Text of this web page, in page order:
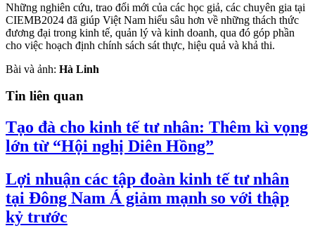
Những nghiên cứu, trao đổi mới của các học giả, các chuyên gia tại
CIEMB2024 đã giúp Việt Nam hiểu sâu hơn về những thách thức
đương đại trong kinh tế, quản lý và kinh doanh, qua đó góp phần
cho việc hoạch định chính sách sát thực, hiệu quả và khả thi.
Bài và ảnh: Hà Linh
Tin liên quan
Tạo đà cho kinh tế tư nhân: Thêm kì vọng
lớn từ “Hội nghị Diên Hồng”
Lợi nhuận các tập đoàn kinh tế tư nhân
tại Đông Nam Á giảm mạnh so với thập
kỷ trước